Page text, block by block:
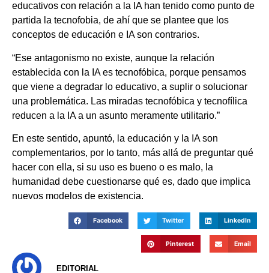
educativos con relación a la IA han tenido como punto de
partida la tecnofobia, de ahí que se plantee que los
conceptos de educación e IA son contrarios.
“Ese antagonismo no existe, aunque la relación
establecida con la IA es tecnofóbica, porque pensamos
que viene a degradar lo educativo, a suplir o solucionar
una problemática. Las miradas tecnofóbica y tecnofílica
reducen a la IA a un asunto meramente utilitario.”
En este sentido, apuntó, la educación y la IA son
complementarios, por lo tanto, más allá de preguntar qué
hacer con ella, si su uso es bueno o es malo, la
humanidad debe cuestionarse qué es, dado que implica
nuevos modelos de existencia.
Facebook Twitter LinkedIn
Pinterest Email
EDITORIAL